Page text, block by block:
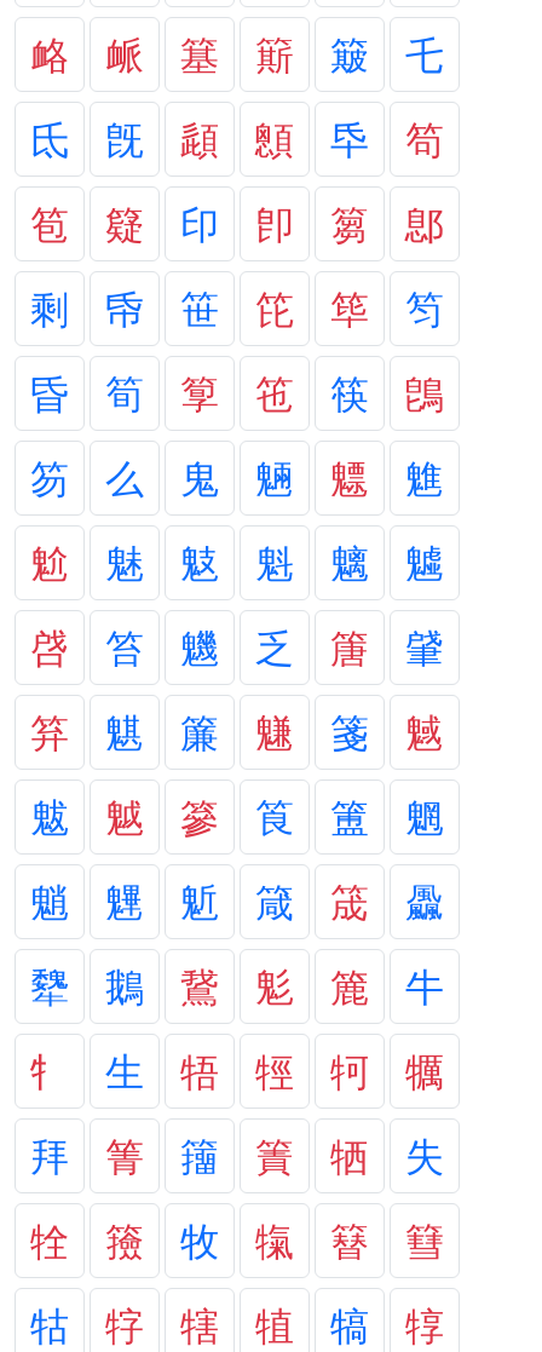
衉 衇 簊 簛 簸
乇
氐
旣 頿 顖 氒
笱
笣
籎 印 卽 篘
鄎
剩
帋 笹 笓 筚
笉
昏
筍 箰 竾 筷
鵖
笏
么 鬼 魎 魒
魋
魀
魅 鬾 魁 魑
魖
啔
笞 魕 乏 篖
肈
笲
魌 簾 魐 箋
魊
魃
魆 篸 筤 簠
魍
魈
魓 鬿 箴 筬
飍
犩
鵝 鵞 鬽 簏
牛
牜
生 牾 牼 牱
犡
拜
箐 籒 簀 牺
失
牷
籡 牧 犔 簮
篲
牯
牸 犗 犆 犒
犉